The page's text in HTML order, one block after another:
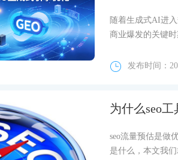
随着生成式AI进
商业爆发的关键
发布时间：
为什么seo
seo流量预估是做
是什么，本文我